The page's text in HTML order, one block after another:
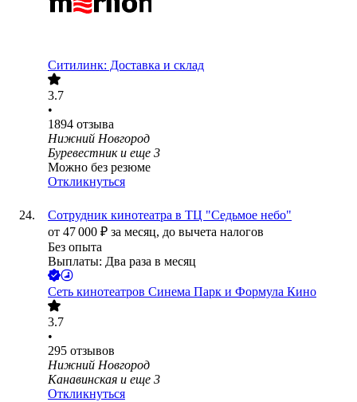
Ситилинк: Доставка и склад
3.7
•
1894 отзыва
Нижний Новгород
Буревестник и еще 3
Можно без резюме
Откликнуться
Сотрудник кинотеатра в ТЦ "Седьмое небо"
от 47 000 ₽ за месяц, до вычета налогов
Без опыта
Выплаты: Два раза в месяц
Сеть кинотеатров Синема Парк и Формула Кино
3.7
•
295 отзывов
Нижний Новгород
Канавинская и еще 3
Откликнуться